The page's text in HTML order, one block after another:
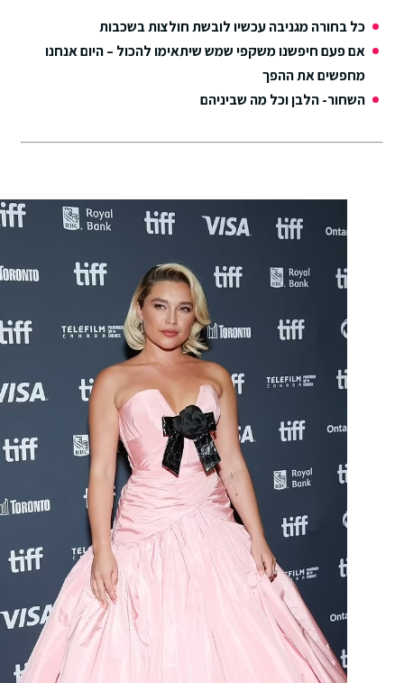
כל בחורה מגניבה עכשיו לובשת חולצות בשכבות
אם פעם חיפשנו משקפי שמש שיתאימו להכול – היום אנחנו
מחפשים את ההפך
השחור- הלבן וכל מה שביניהם